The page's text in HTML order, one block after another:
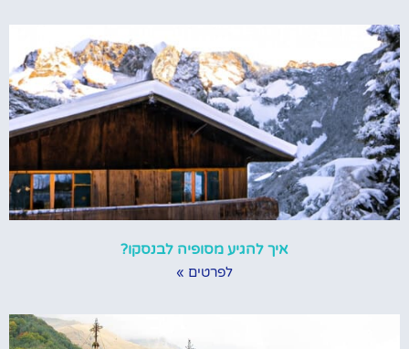
איך להגיע מסופיה לבנסקו?
לפרטים »